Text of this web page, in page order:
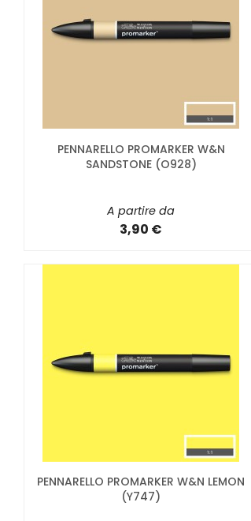
PENNARELLO PROMARKER W&N
SANDSTONE (O928)
A partire da
3,90 €
PENNARELLO PROMARKER W&N LEMON
(Y747)